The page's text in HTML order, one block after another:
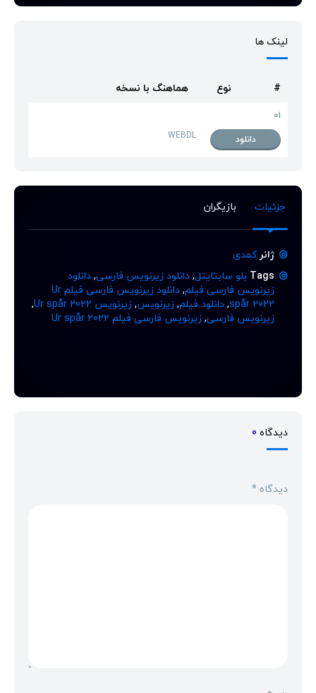
لینک ها
# نوع هماهنگ با نسخه
01
دانلود
WEBDL
جزئیات بازیگران
ژانرکمدی
Tags بلو سابتایتل,دانلود زیرنویس فارسی,دانلود
زیرنویس فارسی فیلم,
دانلود زیرنویس فارسی فیلم Ur
spår 2022
,دانلود فیلم,زیرنویس,زیرنویس Ur spår 2022
,
زیرنویس فارسی,زیرنویس فارسی فیلم Ur spår 2022
دیدگاه 0
دیدگاه *